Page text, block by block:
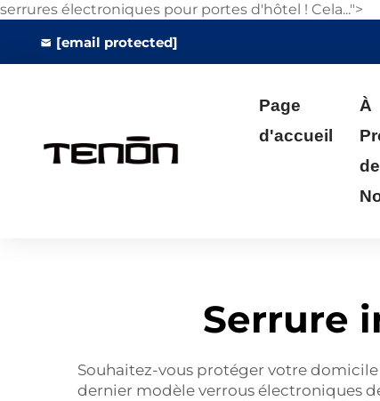
serrures électroniques pour portes d'hôtel ! Cela...">
[email protected]
Page
d'accueil
À
de
Serrure
Souhaitez-vous protéger votre
dernier modèle verrous électroniques